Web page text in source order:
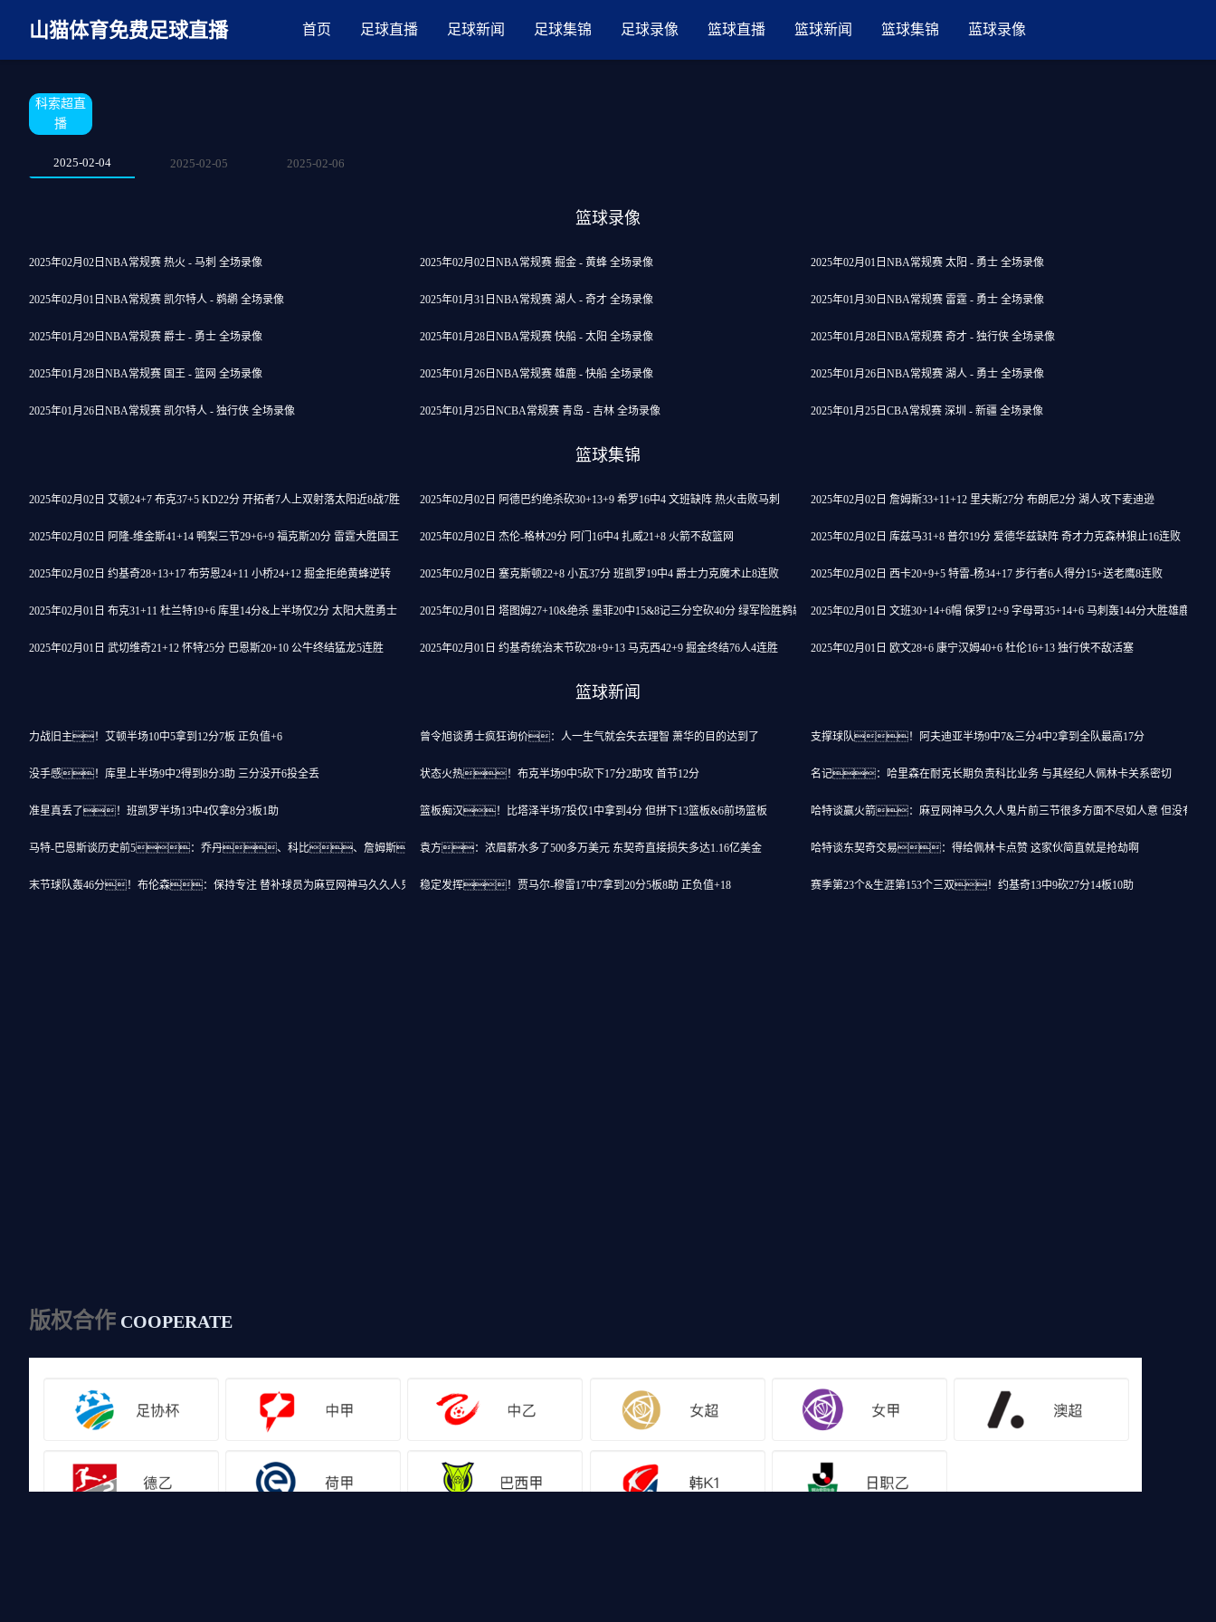
山猫体育免费足球直播 首页 足球直播 足球新闻 足球集锦 足球录像 篮球直播 篮球新闻 篮球集锦 蓝球录像
科索超直
播
2025-02-04 2025-02-05 2025-02-06
篮球录像
2025年02月02日NBA常规赛 热火 - 马刺 全场录像 2025年02月02日NBA常规赛 掘金 - 黄蜂 全场录像 2025年02月01日NBA常规赛 太阳 - 勇士 全场录像
2025年02月01日NBA常规赛 凯尔特人 - 鹈鹕 全场录像 2025年01月31日NBA常规赛 湖人 - 奇才 全场录像 2025年01月30日NBA常规赛 雷霆 - 勇士 全场录像
2025年01月29日NBA常规赛 爵士 - 勇士 全场录像 2025年01月28日NBA常规赛 快船 - 太阳 全场录像 2025年01月28日NBA常规赛 奇才 - 独行侠 全场录像
2025年01月28日NBA常规赛 国王 - 篮网 全场录像 2025年01月26日NBA常规赛 雄鹿 - 快船 全场录像 2025年01月26日NBA常规赛 湖人 - 勇士 全场录像
2025年01月26日NBA常规赛 凯尔特人 - 独行侠 全场录像 2025年01月25日NCBA常规赛 青岛 - 吉林 全场录像 2025年01月25日CBA常规赛 深圳 - 新疆 全场录像
篮球集锦
2025年02月02日 艾顿24+7 布克37+5 KD22分 开拓者7人上双射落太阳近8战7胜 2025年02月02日 阿德巴约绝杀砍30+13+9 希罗16中4 文班缺阵 热火击败马刺 2025年02月02日 詹姆斯33+11+12 里夫斯27分 布朗尼2分 湖人攻下麦迪逊
2025年02月02日 阿隆-维金斯41+14 鸭梨三节29+6+9 福克斯20分 雷霆大胜国王 2025年02月02日 杰伦-格林29分 阿门16中4 扎威21+8 火箭不敌篮网 2025年02月02日 库兹马31+8 普尔19分 爱德华兹缺阵 奇才力克森林狼止16连败
2025年02月02日 约基奇28+13+17 布劳恩24+11 小桥24+12 掘金拒绝黄蜂逆转 2025年02月02日 塞克斯顿22+8 小瓦37分 班凯罗19中4 爵士力克魔术止8连败 2025年02月02日 西卡20+9+5 特雷-杨34+17 步行者6人得分15+送老鹰8连败
2025年02月01日 布克31+11 杜兰特19+6 库里14分&上半场仅2分 太阳大胜勇士 2025年02月01日 塔图姆27+10&绝杀 墨菲20中15&8记三分空砍40分 绿军险胜鹈鹕 2025年02月01日 文班30+14+6帽 保罗12+9 字母哥35+14+6 马刺轰144分大胜雄鹿
2025年02月01日 武切维奇21+12 怀特25分 巴恩斯20+10 公牛终结猛龙5连胜 2025年02月01日 约基奇统治末节砍28+9+13 马克西42+9 掘金终结76人4连胜 2025年02月01日 欧文28+6 康宁汉姆40+6 杜伦16+13 独行侠不敌活塞
篮球新闻
力战旧主！艾顿半场10中5拿到12分7板 正负值+6 曾令旭谈勇士疯狂询价：人一生气就会失去理智 萧华的目的达到了 支撑球队！阿夫迪亚半场9中7&三分4中2拿到全队最高17分
没手感！库里上半场9中2得到8分3助 三分没开6投全丢 状态火热！布克半场9中5砍下17分2助攻 首节12分 名记：哈里森在耐克长期负责科比业务 与其经纪人佩林卡关系密切
准星真丢了！班凯罗半场13中4仅拿8分3板1助 篮板痴汉！比塔泽半场7投仅1中拿到4分 但拼下13篮板&6前场篮板 哈特谈赢火箭：麻豆网神马久久人鬼片前三节很多方面不尽如人意 但没有受
马特-巴恩斯谈历史前5：乔丹、科比、詹姆斯、魔术师、奥尼尔袁方：浓眉薪水多了500多万美元 东契奇直接损失多达1.16亿美金 哈特谈东契奇交易：得给佩林卡点赞 这家伙简直就是抢劫啊
末节球队轰46分！布伦森：保持专注 替补球员为麻豆网神马久久人鬼片带来了活力稳定发挥！贾马尔-穆雷17中7拿到20分5板8助 正负值+18 赛季第23个&生涯第153个三双！约基奇13中9砍27分14板10助
版权合作 COOPERATE